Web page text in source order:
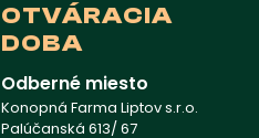
OTVÁRACIA
DOBA
Odberné miesto
Konopná Farma Liptov s.r.o.
Palúčanská 613/ 67